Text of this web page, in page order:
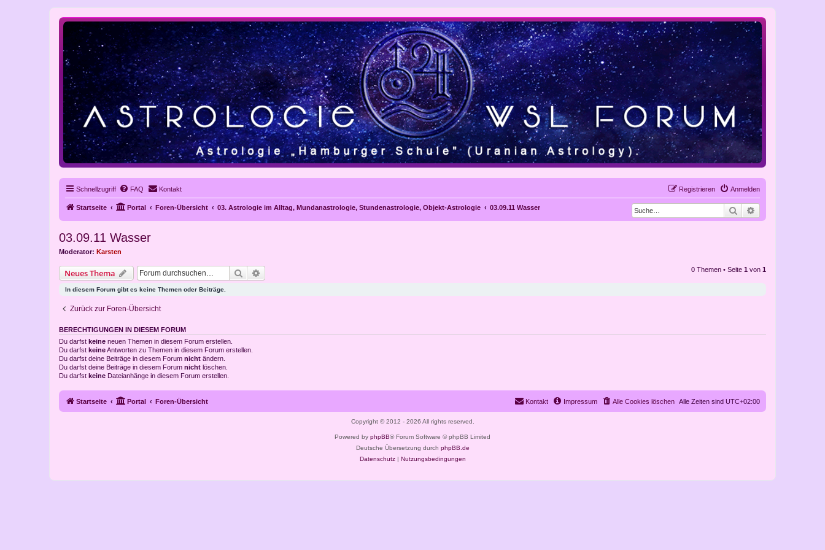
Schnellzugriff FAQ Kontakt Anmelden
Registrieren
Startseite Portal Foren-Übersicht 03. Astrologie im Alltag, Mundanastrologie, Stundenastrologie, Objekt-Astrologie 03.09.11 Wasser Suche
03.09.11 Wasser
Moderator: Karsten
Neues Thema Suche 0 Themen • Seite 1 von 1
In diesem Forum gibt es keine Themen oder Beiträge.
Zurück zur Foren-Übersicht
BERECHTIGUNGEN IN DIESEM FORUM
Du darfst keine neuen Themen in diesem Forum erstellen.
Du darfst keineAntworten zu Themen in diesem Forum erstellen.
Du darfst deine Beiträge in diesem Forum nicht ändern.
Du darfst deine Beiträge in diesem Forum nicht löschen.
Du darfst keine Dateianhänge in diesem Forum erstellen.
Startseite Portal Foren-Übersicht Alle Zeiten sind UTC+02:00
Alle Cookies löschen
Impressum
Kontakt
Copyright © 2012 - 2026 All rights reserved.
Powered by phpBB® Forum Software © phpBB Limited
Deutsche Übersetzung durch phpBB.de
Datenschutz| Nutzungsbedingungen